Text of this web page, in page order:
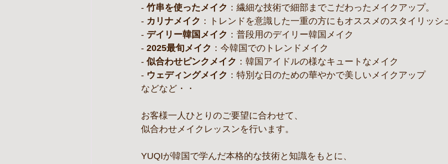
- 竹串を使ったメイク ：繊細な技術で細部までこだわったメイクアップ。
- カリナメイク ：トレンドを意識した一重の方にもオススメのスタイリッシ
- デイリー韓国メイク ：普段用のデイリー韓国メイク
- 2025最旬メイク ：今韓国でのトレンドメイク
- 似合わせピンクメイク ：韓国アイドルの様なキュートなメイク
- ウェディングメイク ：特別な日のための華やかで美しいメイクアップ
などなど・・
お客様一人ひとりのご要望に合わせて、
似合わせメイクレッスンを行います。
YUQIが韓国で学んだ本格的な技術と知識をもとに、